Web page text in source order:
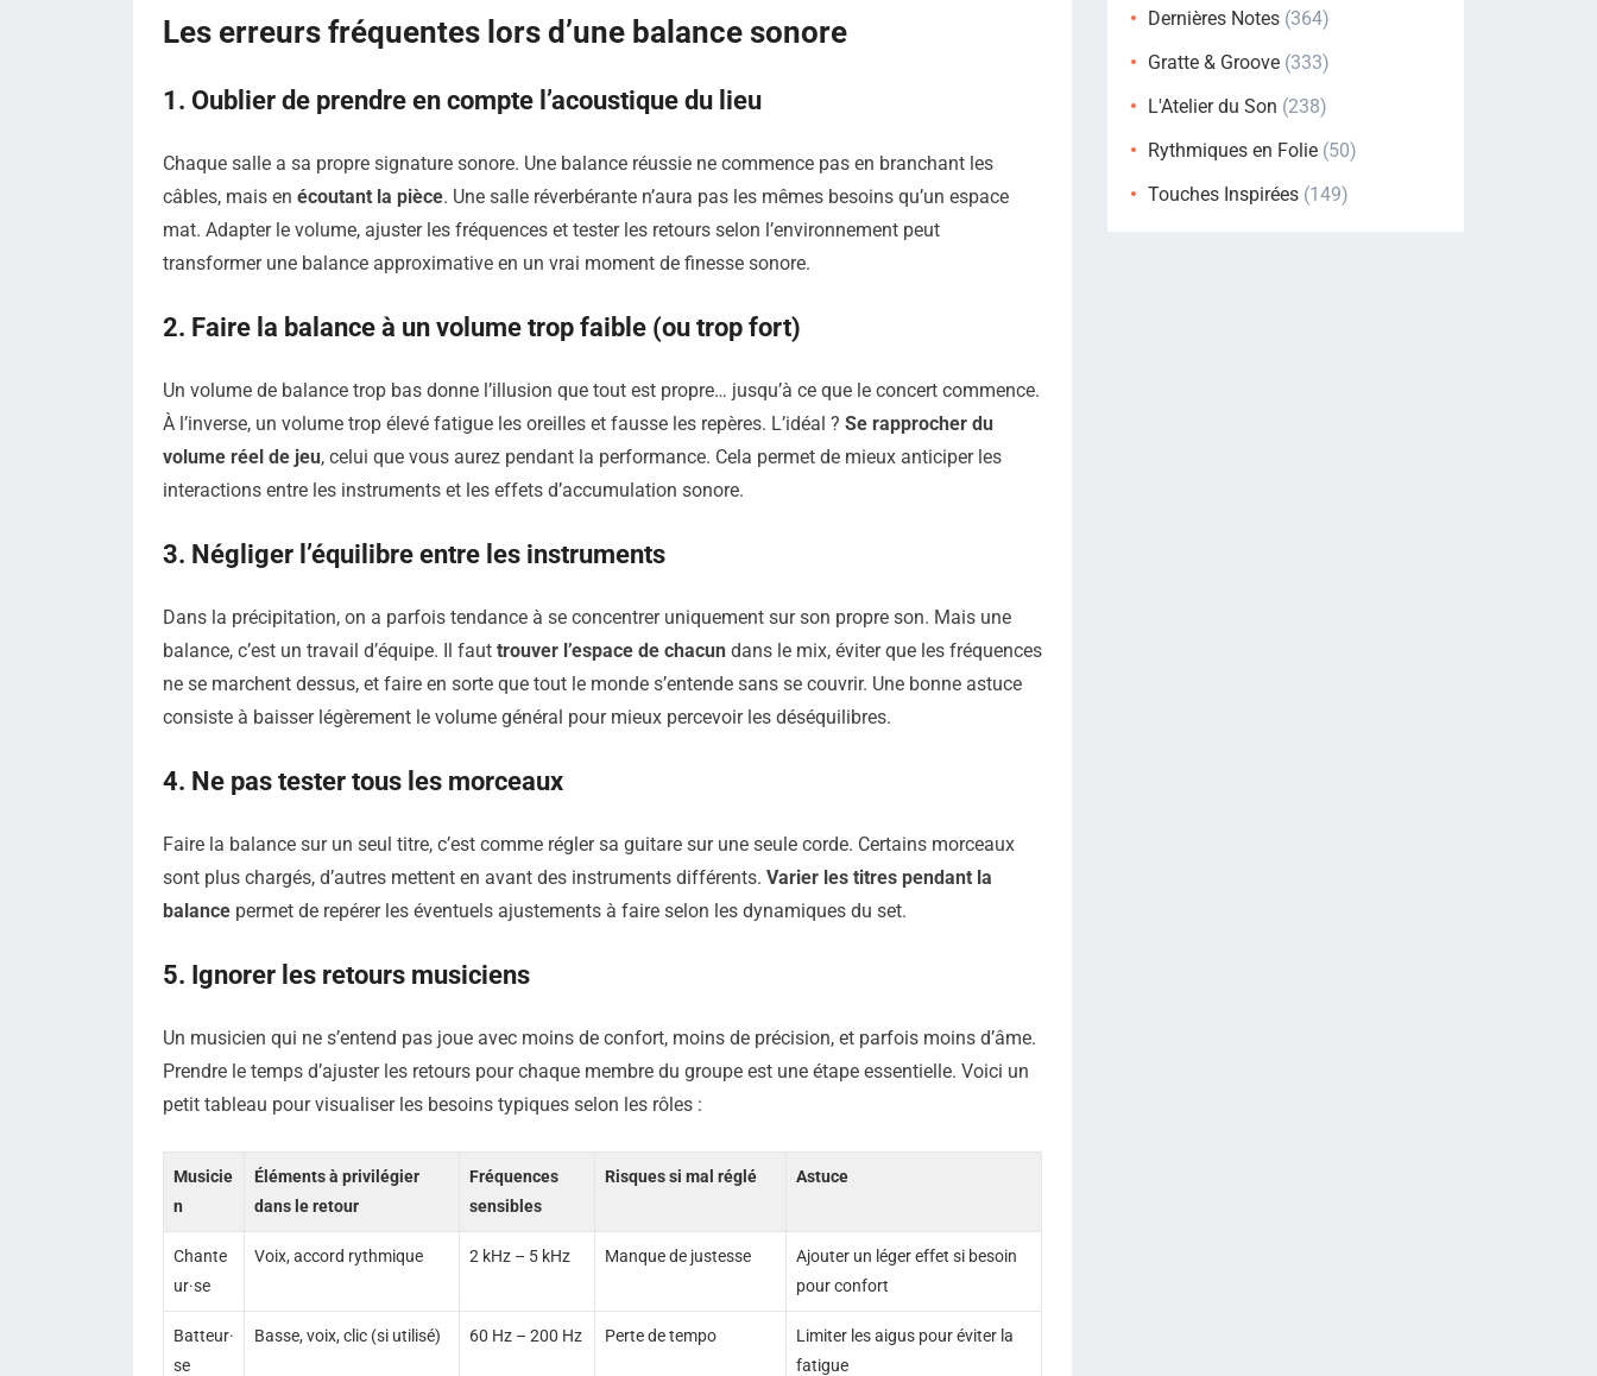
Les erreurs fréquentes lors d’une balance sonore
1. Oublier de prendre en compte l’acoustique du lieu
Chaque salle a sa propre signature sonore. Une balance réussie ne commence pas en branchant les
câbles, mais en écoutant la pièce. Une salle réverbérante n’aura pas les mêmes besoins qu’un espace
mat. Adapter le volume, ajuster les fréquences et tester les retours selon l’environnement peut
transformer une balance approximative en un vrai moment de finesse sonore.
2. Faire la balance à un volume trop faible (ou trop fort)
Un volume de balance trop bas donne l’illusion que tout est propre… jusqu’à ce que le concert commence.
À l’inverse, un volume trop élevé fatigue les oreilles et fausse les repères. L’idéal ? Se rapprocher du
volume réel de jeu, celui que vous aurez pendant la performance. Cela permet de mieux anticiper les
interactions entre les instruments et les effets d’accumulation sonore.
3. Négliger l’équilibre entre les instruments
Dans la précipitation, on a parfois tendance à se concentrer uniquement sur son propre son. Mais une
balance, c’est un travail d’équipe. Il faut trouver l’espace de chacun dans le mix, éviter que les fréquences
ne se marchent dessus, et faire en sorte que tout le monde s’entende sans se couvrir. Une bonne astuce
consiste à baisser légèrement le volume général pour mieux percevoir les déséquilibres.
4. Ne pas tester tous les morceaux
Faire la balance sur un seul titre, c’est comme régler sa guitare sur une seule corde. Certains morceaux
sont plus chargés, d’autres mettent en avant des instruments différents. Varier les titres pendant la
balance permet de repérer les éventuels ajustements à faire selon les dynamiques du set.
5. Ignorer les retours musiciens
Un musicien qui ne s’entend pas joue avec moins de confort, moins de précision, et parfois moins d’âme.
Prendre le temps d’ajuster les retours pour chaque membre du groupe est une étape essentielle. Voici un
petit tableau pour visualiser les besoins typiques selon les rôles :
Musicie
n
Éléments à privilégier
dans le retour
Fréquences
sensibles
Risques si mal réglé Astuce
Chante
ur·se
Voix, accord rythmique 2 kHz – 5 kHz Manque de justesse
Ajouter un léger effet si besoin
pour confort
Batteur·
se
Basse, voix, clic (si utilisé) 60 Hz – 200 Hz Perte de tempo
Limiter les aigus pour éviter la
fatigue
Dernières Notes (364)
Gratte & Groove (333)
L'Atelier du Son (238)
Rythmiques en Folie (50)
Touches Inspirées (149)